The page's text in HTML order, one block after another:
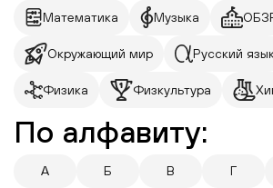
Математика Музыка
Окружающий мир Русский язык
Физика Физкультура
По алфавиту:
А Б В Г